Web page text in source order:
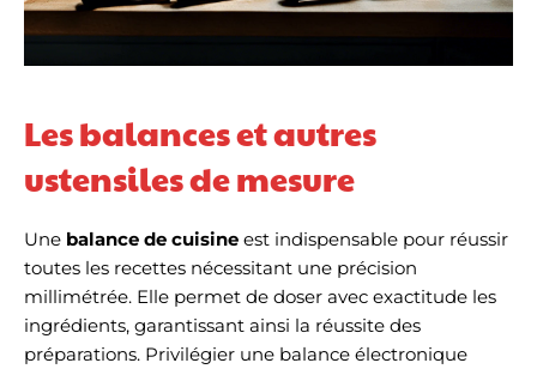
Les balances et autres
ustensiles de mesure
Une balance de cuisine est indispensable pour réussir
toutes les recettes nécessitant une précision
millimétrée. Elle permet de doser avec exactitude les
ingrédients, garantissant ainsi la réussite des
préparations. Privilégier une balance électronique